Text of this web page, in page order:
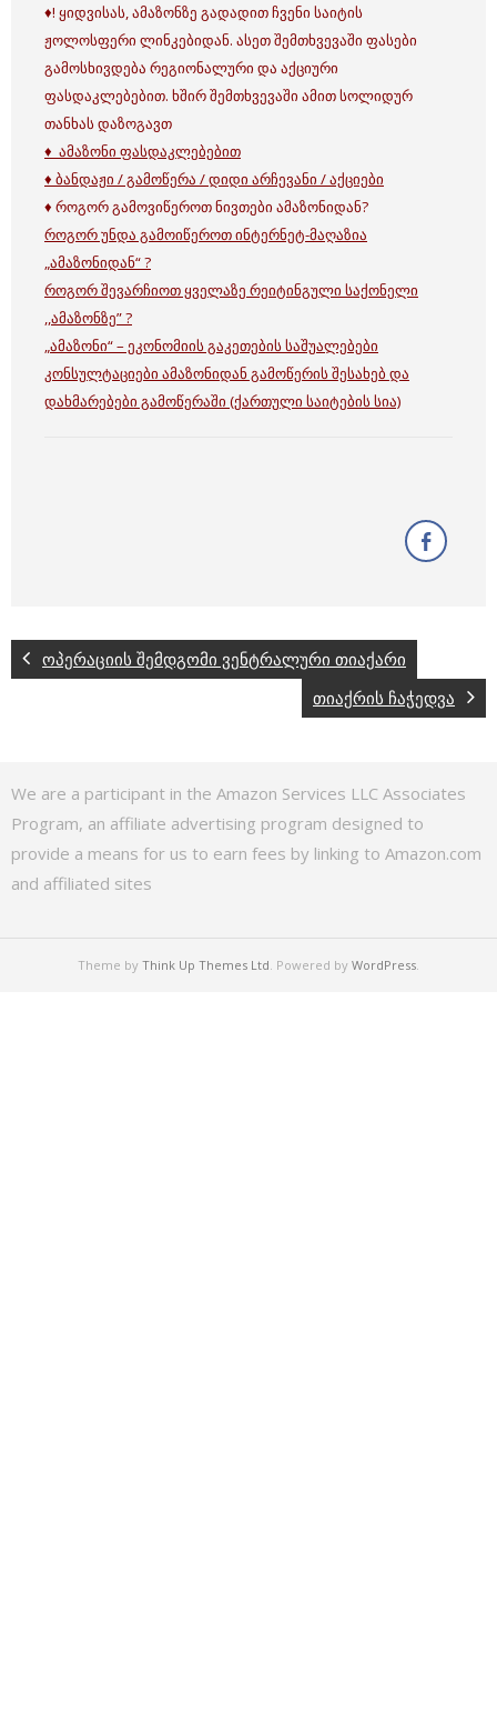
♦! ყიდვისას, ამაზონზე გადადით ჩვენი საიტის
ჟოლოსფერი ლინკებიდან. ასეთ შემთხვევაში ფასები
გამოსხივდება რეგიონალური და აქციური
ფასდაკლებებით. ხშირ შემთხვევაში ამით სოლიდურ
თანხას დაზოგავთ
♦ ამაზონი ფასდაკლებებით
♦ ბანდაჟი / გამოწერა / დიდი არჩევანი / აქციები
♦ როგორ გამოვიწეროთ ნივთები ამაზონიდან?
როგორ უნდა გამოიწეროთ ინტერნეტ-მაღაზია
„ამაზონიდან“ ?
როგორ შევარჩიოთ ყველაზე რეიტინგული საქონელი
,,ამაზონზე” ?
„ამაზონი“ – ეკონომიის გაკეთების საშუალებები
კონსულტაციები ამაზონიდან გამოწერის შესახებ და
დახმარებები გამოწერაში (ქართული საიტების სია)
ოპერაციის შემდგომი ვენტრალური თიაქარი
თიაქრის ჩაჭედვა
We are a participant in the Amazon Services LLC Associates
Program, an affiliate advertising program designed to
provide a means for us to earn fees by linking to Amazon.com
and affiliated sites
Theme by Think Up Themes Ltd. Powered by WordPress.